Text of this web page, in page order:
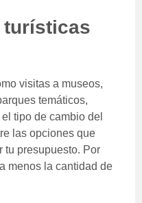
visitas a museos,
temáticos,
tipo de cambio del
las opciones que
tu presupuesto. Por
menos la cantidad de